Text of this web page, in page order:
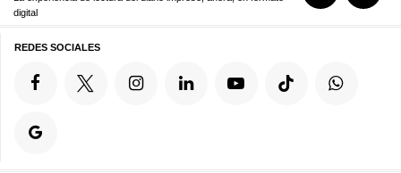
digital
REDES SOCIALES